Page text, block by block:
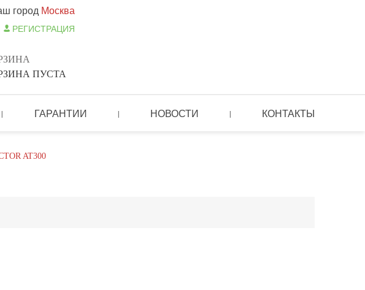
город Москва
РЕГИСТРАЦИЯ
ПУСТА
| ГАРАНТИИ | НОВОСТИ | КОНТАКТЫ
AT300